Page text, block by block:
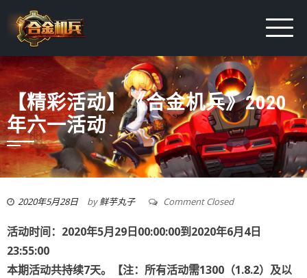
【精彩活动】《合金机兵》2020
年六一活动
2020年5月28日 by鲜芋丸子 Comment Closed
活动时间：2020年5月29日00:00:00到2020年6月4日
23:55:00
本期活动共持续7天。【注：所有活动需1300（1.8.2）及以